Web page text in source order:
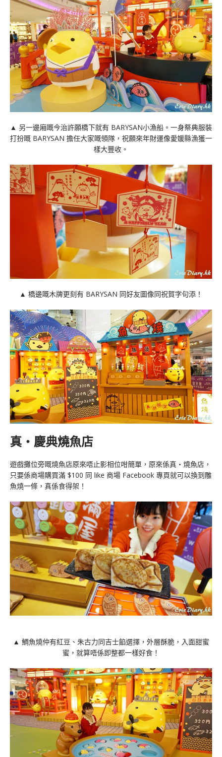
▲ 另一邊廂嘅今治許願橋下就有 BARYSAN小漁船。一身祭典服裝
打扮嘅 BARYSAN 擔任大家嘅領隊，祝願來年財運像愛媛縣漁獲一
樣大豐收。
▲ 橋邊嘅木牌更刻有 BARYSAN 同好友圖像同祝賀字句添！
真‧慶典燒魚店
遊戲攤位旁嘅燒魚店原來唔止影相位咁簡單，原來係真‧燒魚店，
只要係商場購買滿 $100 同 like 商場 Facebook 專頁就可以換到雕
魚燒一條，真係食得架！
▲ 鯛魚燒仲有紅豆、朱古力同吉士餡選擇，外層酥脆，入面甜蜜
蜜，就算唔係即整都一樣好食！